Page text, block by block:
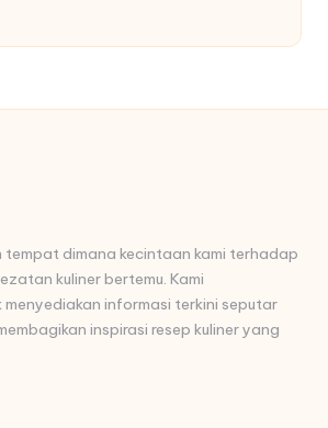
tempat dimana kecintaan kami terhadap
kuliner bertemu. Kami
menyediakan informasi terkini seputar
inspirasi resep kuliner yang